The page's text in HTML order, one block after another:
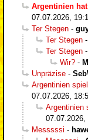
Argentinien
07.07.2026,
Ter Stegen -
Ter Stegen -
Ter Stegen -
Wir? -
Unpräzise -
Argentinien
07.07.2026,
Argentinien
07.07.2026,
Messsssi -